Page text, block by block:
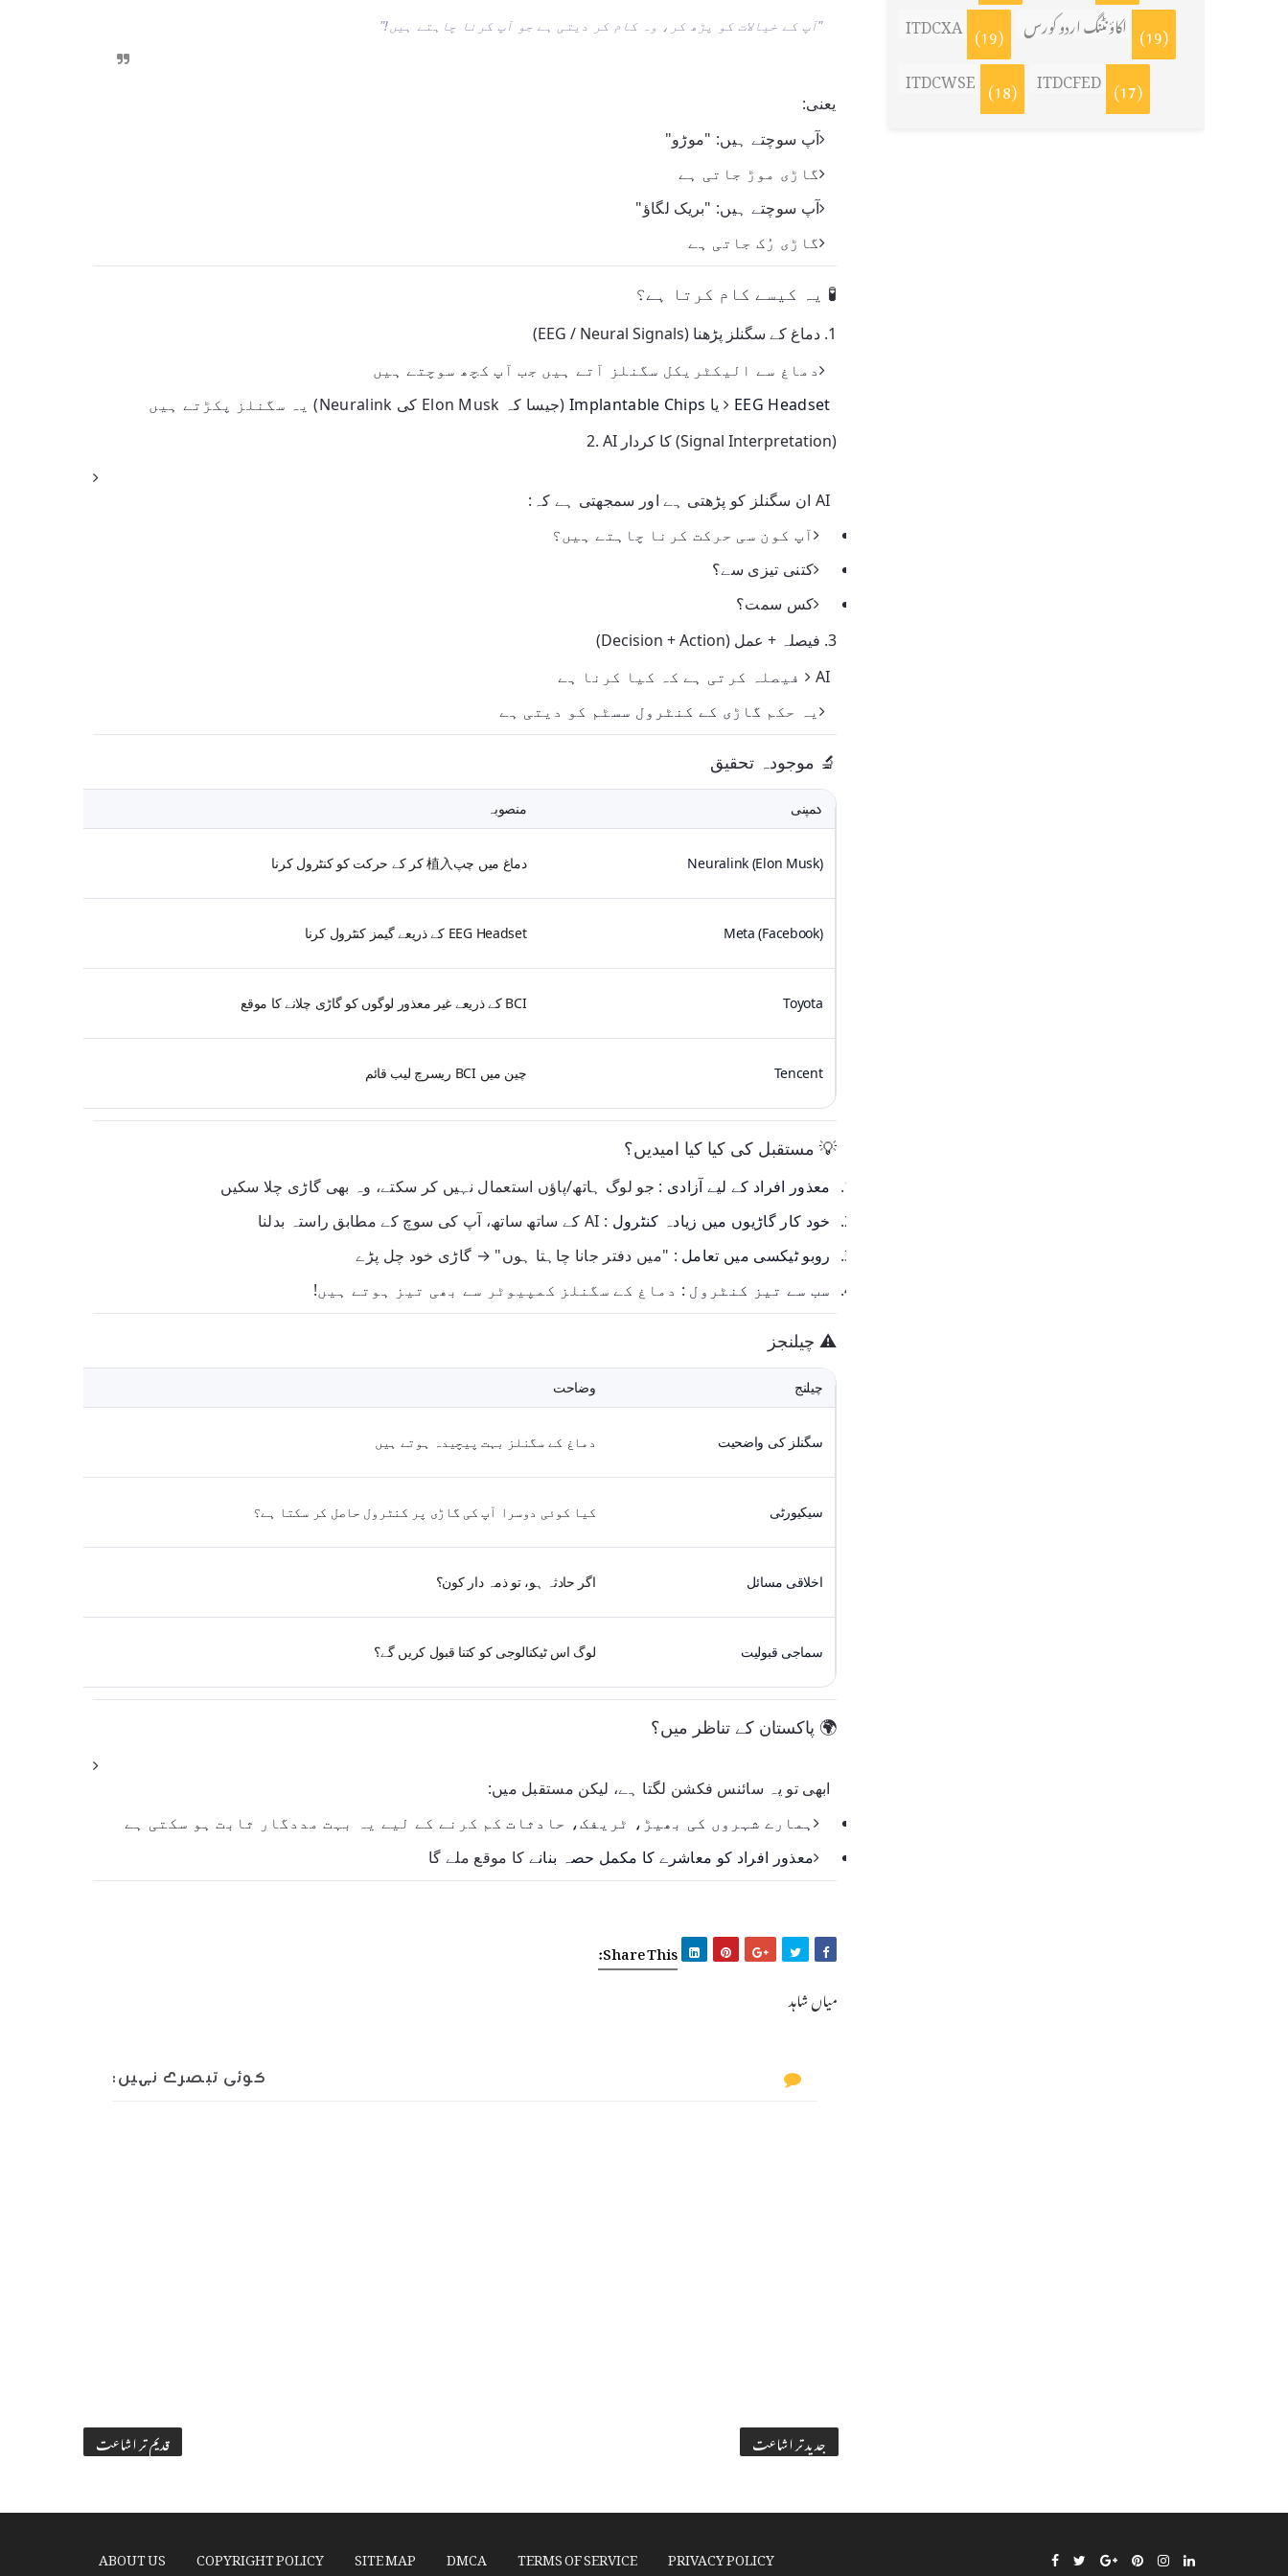
"آپ کے خیالات کو پڑھ کر، وہ کام کر دیتی ہے جو آپ کرنا چاہتے ہیں!"
یعنی:
آپ سوچتے ہیں: "موڑو"
گاڑی موڑ جاتی ہے
آپ سوچتے ہیں: "بریک لگاؤ"
گاڑی رُک جاتی ہے
🧪 یہ کیسے کام کرتا ہے؟
1. دماغ کے سگنلز پڑھنا (EEG / Neural Signals)
دماغ سے الیکٹریکل سگنلز آتے ہیں جب آپ کچھ سوچتے ہیں
EEG Headset
یا Implantable Chips (جیسا کہ Elon Musk کی Neuralink) یہ سگنلز پکڑتے ہیں
2.
AI کا کردار (Signal Interpretation)
AI ان سگنلز کو پڑھتی ہے اور سمجھتی ہے کہ:
آپ کون سی حرکت کرنا چاہتے ہیں؟
کتنی تیزی سے؟
کس سمت؟
3. فیصلہ + عمل (Decision + Action)
AI فیصلہ کرتی ہے کہ کیا کرنا ہے
یہ حکم گاڑی کے کنٹرول سسٹم کو دیتی ہے
🔬 موجودہ تحقیق
کمپنی منصوبہ
Neuralink (Elon Musk) دماغ میں چپ植入 کر کے حرکت کو کنٹرول کرنا
Meta (Facebook) EEG Headset کے ذریعے گیمز کنٹرول کرنا
Toyota BCI کے ذریعے غیر معذور لوگوں کو گاڑی چلانے کا موقع
Tencent چین میں BCI ریسرچ لیب قائم
💡 مستقبل کی کیا کیا امیدیں؟
معذور افراد کے لیے آزادی : جو لوگ ہاتھ/پاؤں استعمال نہیں کر سکتے، وہ بھی گاڑی چلا سکیں
خود کار گاڑیوں میں زیادہ کنٹرول : AI کے ساتھ ساتھ، آپ کی سوچ کے مطابق راستہ بدلنا
روبو ٹیکسی میں تعامل : "میں دفتر جانا چاہتا ہوں" → گاڑی خود چل پڑے
سب سے تیز کنٹرول : دماغ کے سگنلز کمپیوٹر سے بھی تیز ہوتے ہیں!
⚠️ چیلنجز
چیلنج وضاحت
سگنلز کی واضحیت دماغ کے سگنلز بہت پیچیدہ ہوتے ہیں
سیکیورٹی کیا کوئی دوسرا آپ کی گاڑی پر کنٹرول حاصل کر سکتا ہے؟
اخلاقی مسائل اگر حادثہ ہو، تو ذمہ دار کون؟
سماجی قبولیت لوگ اس ٹیکنالوجی کو کتنا قبول کریں گے؟
🌍 پاکستان کے تناظر میں؟
ابھی تو یہ سائنس فکشن لگتا ہے، لیکن مستقبل میں:
ہمارے شہروں کی بھیڑ، ٹریفک، حادثات کم کرنے کے لیے یہ بہت مددگار ثابت ہو سکتی ہے
معذور افراد کو معاشرے کا مکمل حصہ بنانے کا موقع ملے گا
Share This:
میاں شاہد
کوئی تبصرے نہیں:
جدید تر اشاعت قدیم تر اشاعت
ITDCXA (19) اکاؤنٹنگ اردو کورس (19)
ITDCWSE (18) ITDCFED (17)
ABOUT US COPYRIGHT POLICY SITE MAP DMCA TERMS OF SERVICE PRIVACY POLICY